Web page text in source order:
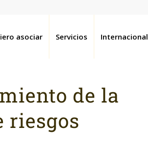
asociar Servicios Internacional
de la
riesgos